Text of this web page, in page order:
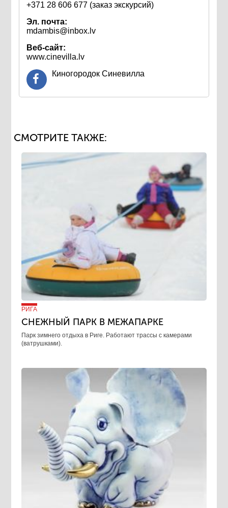
+371 28 606 677 (заказ экскурсий)
Эл. почта:
mdambis@inbox.lv
Веб-сайт:
www.cinevilla.lv
Киногородок Синевилла
СМОТРИТЕ ТАКЖЕ:
РИГА
СНЕЖНЫЙ ПАРК В МЕЖАПАРКЕ
Парк зимнего отдыха в Риге. Работают трассы с камерами
(ватрушками).